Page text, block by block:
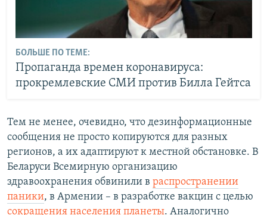
БОЛЬШЕ ПО ТЕМЕ:
Пропаганда времен коронавируса:
прокремлевские СМИ против Билла Гейтса
Тем не менее, очевидно, что дезинформационные
сообщения не просто копируются для разных
регионов, а их адаптируют к местной обстановке. В
Беларуси Всемирную организацию
здравоохранения обвинили в распространении
паники, в Армении – в разработке вакцин с целью
сокращения населения планеты. Аналогично